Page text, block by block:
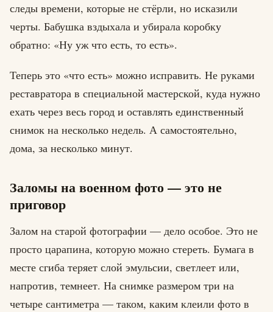
следы времени, которые не стёрли, но исказили
черты. Бабушка вздыхала и убирала коробку
обратно: «Ну уж что есть, то есть».
Теперь это «что есть» можно исправить. Не руками
реставратора в специальной мастерской, куда нужно
ехать через весь город и оставлять единственный
снимок на несколько недель. А самостоятельно,
дома, за несколько минут.
Заломы на военном фото — это не
приговор
Залом на старой фотографии — дело особое. Это не
просто царапина, которую можно стереть. Бумага в
месте сгиба теряет слой эмульсии, светлеет или,
напротив, темнеет. На снимке размером три на
четыре сантиметра — таком, каким клеили фото в